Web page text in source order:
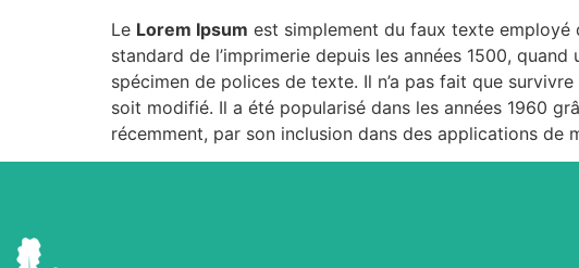
Le Lorem Ipsum est simplement du faux texte
standard de l’imprimerie depuis les années 1500,
spécimen de polices de texte. Il n’a pas fait que
soit modifié. Il a été popularisé dans les années 1960
récemment, par son inclusion dans des applications de